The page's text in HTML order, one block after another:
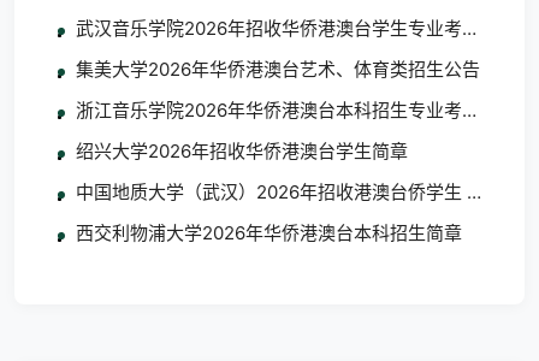
武汉音乐学院2026年招收华侨港澳台学生专业考试考生须
集美大学2026年华侨港澳台艺术、体育类招生公告
浙江音乐学院2026年华侨港澳台本科招生专业考试合格
绍兴大学2026年招收华侨港澳台学生简章
中国地质大学（武汉）2026年招收港澳台侨学生 艺术类
西交利物浦大学2026年华侨港澳台本科招生简章